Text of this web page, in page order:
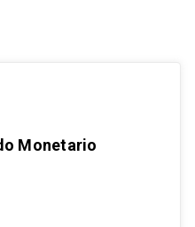
Monetario